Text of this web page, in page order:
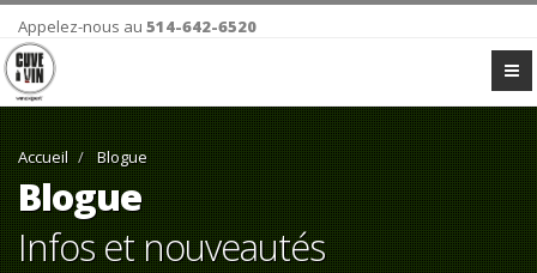
Appelez-nous au 514-642-6520
Accueil Blogue
Blogue
Infos et nouveautés